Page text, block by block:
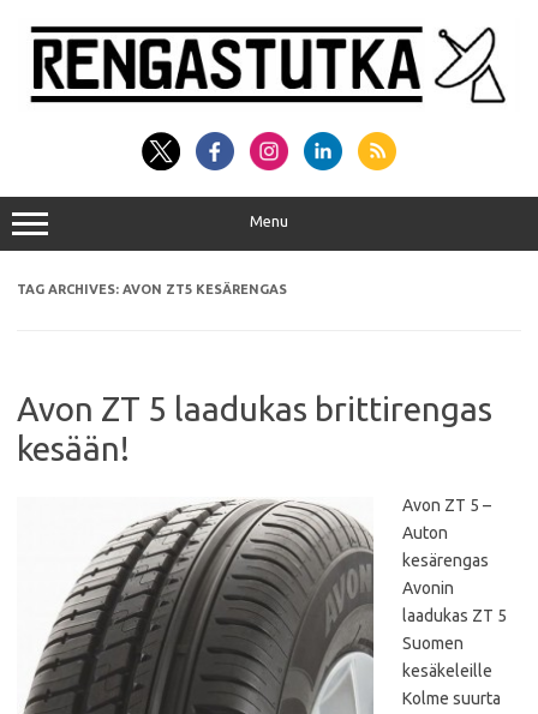
content
Menu
TAG ARCHIVES: AVON ZT5 KESÄRENGAS
Avon ZT 5 laadukas brittirengas
kesään!
Avon ZT 5 –
Auton
kesärengas
Avonin
laadukas ZT 5
Suomen
kesäkeleille
Kolme suurta